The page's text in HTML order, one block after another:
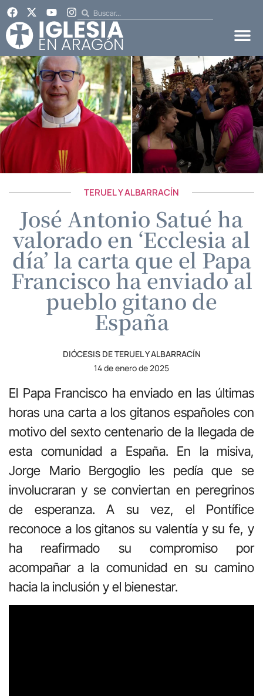
TERUEL Y ALBARRACÍN
José Antonio Satué ha
valorado en ‘Ecclesia al
día’ la carta que el Papa
Francisco ha enviado al
pueblo gitano de
España
DIÓCESIS DE TERUEL Y ALBARRACÍN
14 de enero de 2025
El Papa Francisco ha enviado en las últimas
horas una carta a los gitanos españoles con
motivo del sexto centenario de la llegada de
esta comunidad a España. En la misiva,
Jorge Mario Bergoglio les pedía que se
involucraran y se conviertan en peregrinos
de esperanza. A su vez, el Pontífice
reconoce a los gitanos su valentía y su fe, y
ha reafirmado su compromiso por
acompañar a la comunidad en su camino
hacia la inclusión y el bienestar.